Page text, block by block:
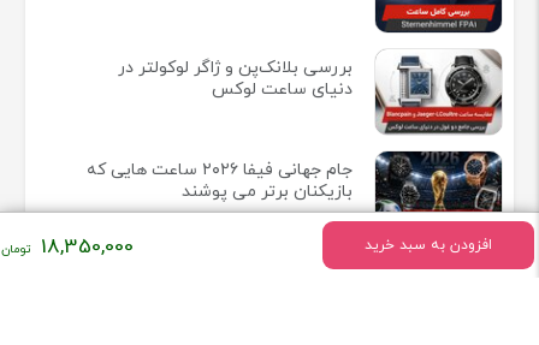
افزودن به سبد خرید 18,350,000
بررسی بلانک‌پن و ژاگر لوکولتر در
دنیای ساعت لوکس
جام جهانی فیفا ۲۰۲۶ ساعت هایی که
بازیکنان برتر می پوشند